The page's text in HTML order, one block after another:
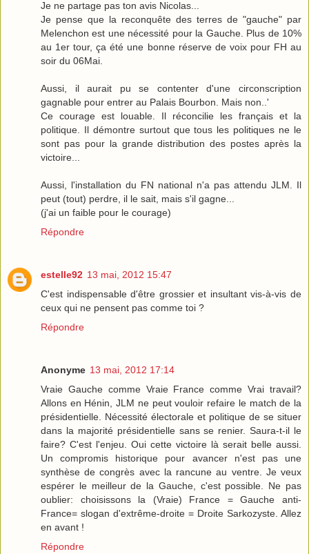
Je ne partage pas ton avis Nicolas...
Je pense que la reconquête des terres de "gauche" par
Melenchon est une nécessité pour la Gauche. Plus de 10%
au 1er tour, ça été une bonne réserve de voix pour FH au
soir du 06Mai.
Aussi, il aurait pu se contenter d'une circonscription
gagnable pour entrer au Palais Bourbon. Mais non..'
Ce courage est louable. Il réconcilie les français et la
politique. Il démontre surtout que tous les politiques ne le
sont pas pour la grande distribution des postes après la
victoire...
Aussi, l'installation du FN national n'a pas attendu JLM. Il
peut (tout) perdre, il le sait, mais s'il gagne...
(j'ai un faible pour le courage)
Répondre
estelle92 13 mai, 2012 15:47
C'est indispensable d'être grossier et insultant vis-à-vis de
ceux qui ne pensent pas comme toi ?
Répondre
Anonyme 13 mai, 2012 17:14
Vraie Gauche comme Vraie France comme Vrai travail?
Allons en Hénin, JLM ne peut vouloir refaire le match de la
présidentielle. Nécessité électorale et politique de se situer
dans la majorité présidentielle sans se renier. Saura-t-il le
faire? C'est l'enjeu. Oui cette victoire là serait belle aussi.
Un compromis historique pour avancer n'est pas une
synthèse de congrès avec la rancune au ventre. Je veux
espérer le meilleur de la Gauche, c'est possible. Ne pas
oublier: choisissons la (Vraie) France = Gauche anti-
France= slogan d'extrême-droite = Droite Sarkozyste. Allez
en avant !
Répondre